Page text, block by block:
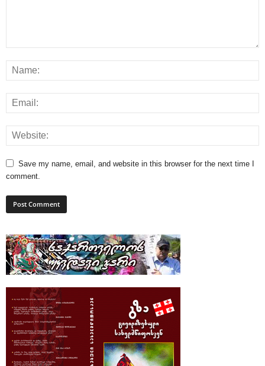
Save my name, email, and website in this browser for the next time I
comment.